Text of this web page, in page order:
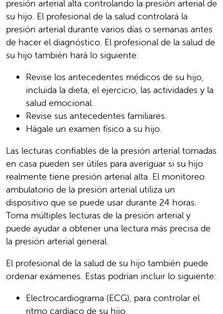
presión arterial alta controlando la presión arterial de
su hijo. El profesional de la salud controlará la
presión arterial durante varios días o semanas antes
de hacer el diagnóstico. El profesional de la salud de
su hijo también hará lo siguiente:
Revise los antecedentes médicos de su hijo,
incluida la dieta, el ejercicio, las actividades y la
salud emocional.
Revise sus antecedentes familiares.
Hágale un examen físico a su hijo.
Las lecturas confiables de la presión arterial tomadas
en casa pueden ser útiles para averiguar si su hijo
realmente tiene presión arterial alta. El monitoreo
ambulatorio de la presión arterial utiliza un
dispositivo que se puede usar durante 24 horas.
Toma múltiples lecturas de la presión arterial y
puede ayudar a obtener una lectura más precisa de
la presión arterial general.
El profesional de la salud de su hijo también puede
ordenar exámenes. Estas podrían incluir lo siguiente:
Electrocardiograma (ECG), para controlar el
ritmo cardíaco de su hijo.